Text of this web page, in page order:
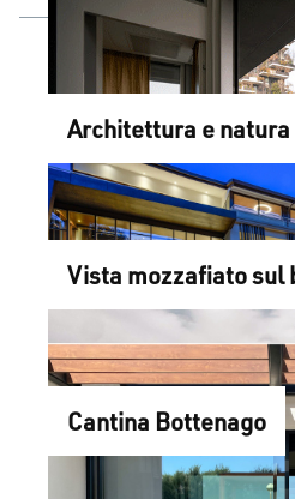
Architettura e
Vista mozzafiato sul
Cantina Bottenago